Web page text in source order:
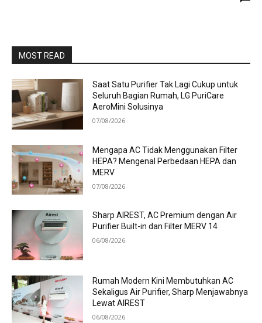
MOST READ
Saat Satu Purifier Tak Lagi Cukup untuk
Seluruh Bagian Rumah, LG PuriCare
AeroMini Solusinya
07/08/2026
Mengapa AC Tidak Menggunakan Filter
HEPA? Mengenal Perbedaan HEPA dan
MERV
07/08/2026
Sharp AIREST, AC Premium dengan Air
Purifier Built-in dan Filter MERV 14
06/08/2026
Rumah Modern Kini Membutuhkan AC
Sekaligus Air Purifier, Sharp Menjawabnya
Lewat AIREST
06/08/2026